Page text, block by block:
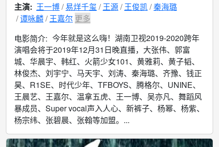
主演: 王一博 易烊千玺 王源 王俊凯 秦海璐
谭咏麟 王嘉尔 更多
电影简介: 今年就是这么嗨！湖南卫视2019-2020跨年
演唱会将于2019年12月31日晚直播，大张伟、郭富
城、华晨宇、韩红、火箭少女101、黄雅莉、黄子韬、
林俊杰、刘宇宁、马天宇、刘涛、秦海璐、齐豫、钱正
昊、R1SE、时代少年、TFBOYS、腾格尔、UNINE、
王晨艺、王嘉尔、温拿五虎、王一博、吴亦凡、舞蹈风
暴成员、Super vocal声入人心、新裤子、杨幂、杨紫、
杨宗纬、张碧晨、张翰等加盟。...